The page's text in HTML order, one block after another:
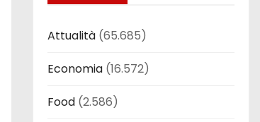
Attualità (65.685)
Economia (16.572)
Food (2.586)